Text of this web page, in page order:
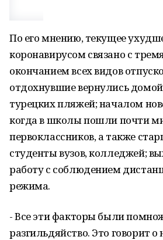
По его мнению, текущее
коронавирусом связано с
окончанием всех видов
отдохнувшие вернулись
турецких пляжей; началом
когда в школы пошли почти
первоклассников, а также
студенты вузов, колледжей;
работу с соблюдением
режима.
- Все эти факторы были
разгильдяйство. Это говорит